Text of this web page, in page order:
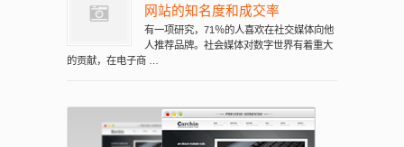
网站的知名度和成交率
有一项研究，71％的人喜欢在社交媒体向他
人推荐品牌。社会媒体对数字世界有着重大
的贡献，在电子商 …